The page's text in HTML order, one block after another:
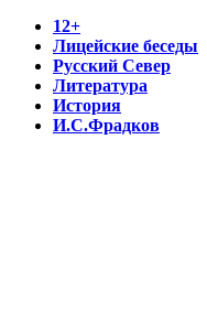
12+
Лицейские беседы
Русский Север
Литература
История
И.С.Фрадков